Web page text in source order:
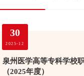
泉州医学高等专科学校
（2025年度）
30
2025-12